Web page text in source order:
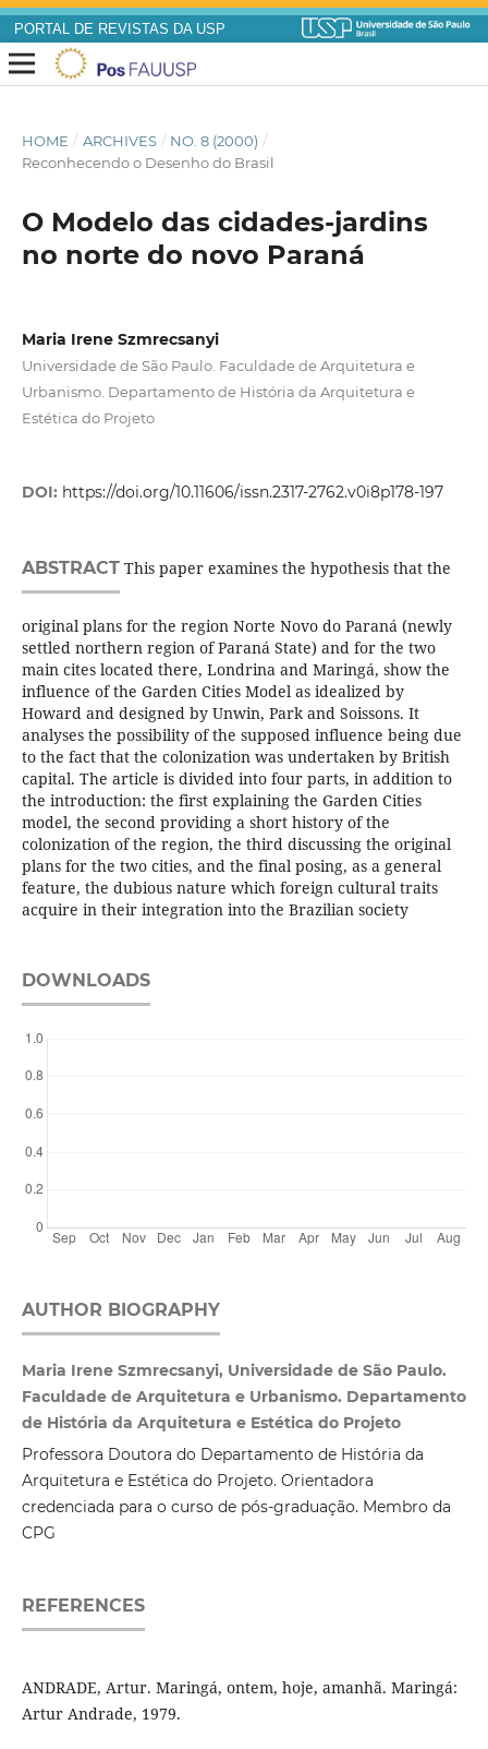
PORTAL DE REVISTAS DA USP
HOME / ARCHIVES / NO. 8 (2000) /
Reconhecendo o Desenho do Brasil
O Modelo das cidades-jardins
no norte do novo Paraná
Maria Irene Szmrecsanyi
Universidade de São Paulo. Faculdade de Arquitetura e
Urbanismo. Departamento de História da Arquitetura e
Estética do Projeto
DOI: https://doi.org/10.11606/issn.2317-2762.v0i8p178-197
ABSTRACTThis paper examines the hypothesis that the
original plans for the region Norte Novo do Paraná (newly
settled northern region of Paraná State) and for the two
main cites located there, Londrina and Maringá, show the
influence of the Garden Cities Model as idealized by
Howard and designed by Unwin, Park and Soissons. It
analyses the possibility of the supposed influence being due
to the fact that the colonization was undertaken by British
capital. The article is divided into four parts, in addition to
the introduction: the first explaining the Garden Cities
model, the second providing a short history of the
colonization of the region, the third discussing the original
plans for the two cities, and the final posing, as a general
feature, the dubious nature which foreign cultural traits
acquire in their integration into the Brazilian society
DOWNLOADS
AUTHOR BIOGRAPHY
Maria Irene Szmrecsanyi, Universidade de São Paulo.
Faculdade de Arquitetura e Urbanismo. Departamento
de História da Arquitetura e Estética do Projeto
Professora Doutora do Departamento de História da
Arquitetura e Estética do Projeto. Orientadora
credenciada para o curso de pós-graduação. Membro da
CPG
REFERENCES
ANDRADE, Artur. Maringá, ontem, hoje, amanhã. Maringá:
Artur Andrade, 1979.